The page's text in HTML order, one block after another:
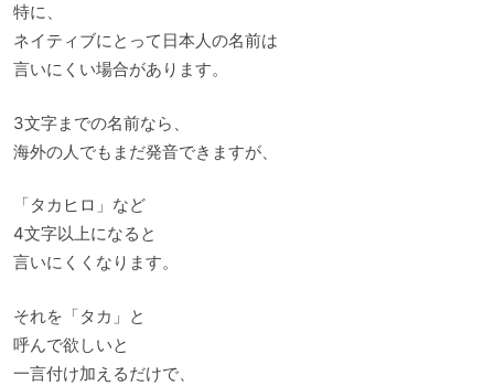
特に、
ネイティブにとって日本人の名前は
言いにくい場合があります。
3文字までの名前なら、
海外の人でもまだ発音できますが、
「タカヒロ」など
4文字以上になると
言いにくくなります。
それを「タカ」と
呼んで欲しいと
一言付け加えるだけで、